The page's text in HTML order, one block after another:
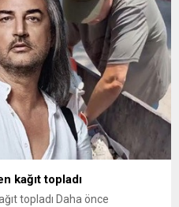
kağıt topladı
topladı Daha önce